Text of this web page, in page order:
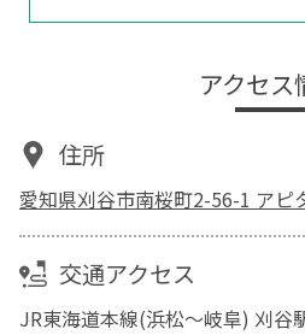
アクセス
住所
愛知県刈谷市南桜町2-56-1 アピ
交通アクセス
JR東海道本線(浜松～岐阜) 刈谷